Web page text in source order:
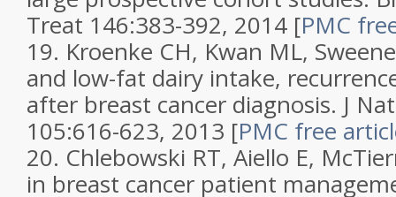
Treat 146:383-392, 2014 [PMC
19. Kroenke CH, Kwan ML,
and low-fat dairy intake,
after breast cancer diagnosis. J
105:616-623, 2013 [PMC free
20. Chlebowski RT, Aiello E,
in breast cancer patient